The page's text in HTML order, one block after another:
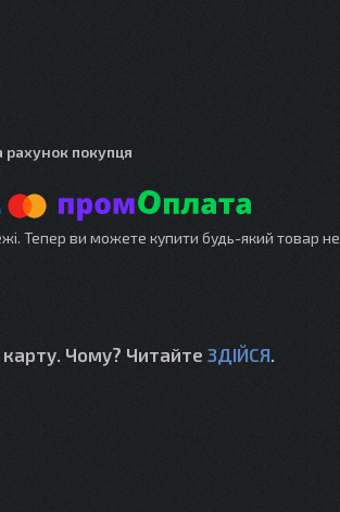
рахунок покупця
Тепер ви можете купити будь-який товар не
Чому? Читайте ЗДІЙСЯ